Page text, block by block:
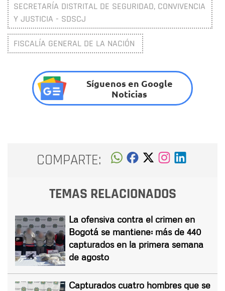
SECRETARÍA DISTRITAL DE SEGURIDAD, CONVIVENCIA
Y JUSTICIA - SDSCJ
FISCALÍA GENERAL DE LA NACIÓN
Síguenos en Google
Noticias
COMPARTE:
TEMAS RELACIONADOS
La ofensiva contra el crimen en
Bogotá se mantiene: más de 440
capturados en la primera semana
de agosto
Capturados cuatro hombres que se